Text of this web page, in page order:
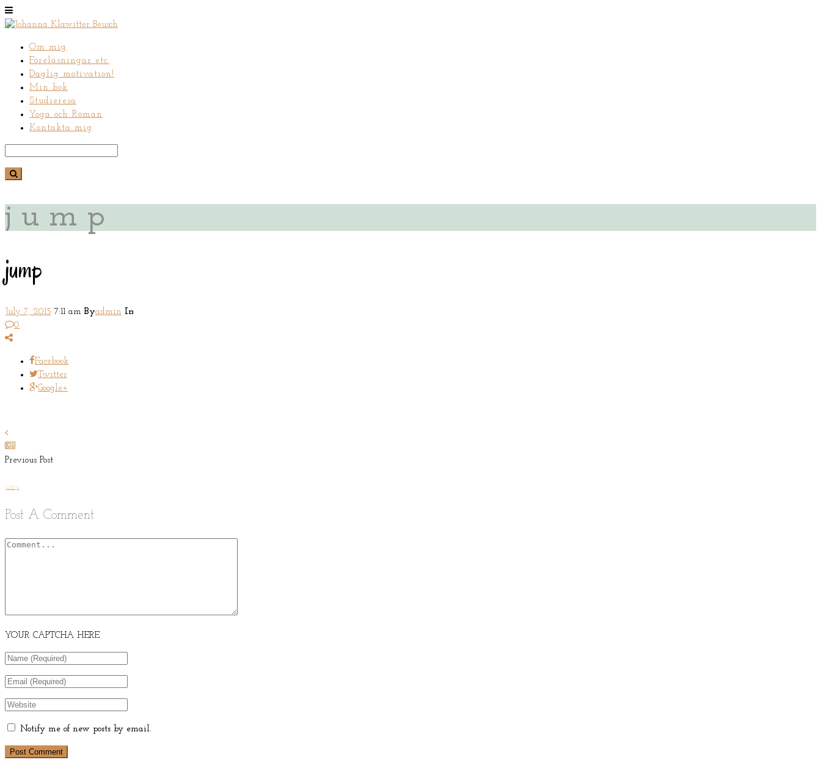
Om mig
Föreläsningar etc.
Daglig motivation!
Min bok
Studieresa
Yoga och Roman
Kontakta mig
jump
jump
July 7, 2015 7:11 am Byadmin In
0
Facebook
Twitter
Google+
Previous Post
jump
Post A Comment
YOUR CAPTCHA HERE
Notify me of new posts by email.